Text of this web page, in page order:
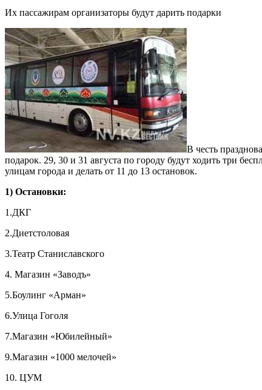
Их пассажирам организаторы будут дарить подарки
В честь
подарок. 29, 30 и 31 августа по городу будут ходить три
улицам города и делать от 11 до 13 остановок.
1) Остановки:
1.ДКГ
2.Диетстоловая
3.Театр Станиславского
4. Магазин «Заводъ»
5.Боулинг «Арман»
6.Улица Гоголя
7.Магазин «Юбилейный»
9.Магазин «1000 мелочей»
10. ЦУМ